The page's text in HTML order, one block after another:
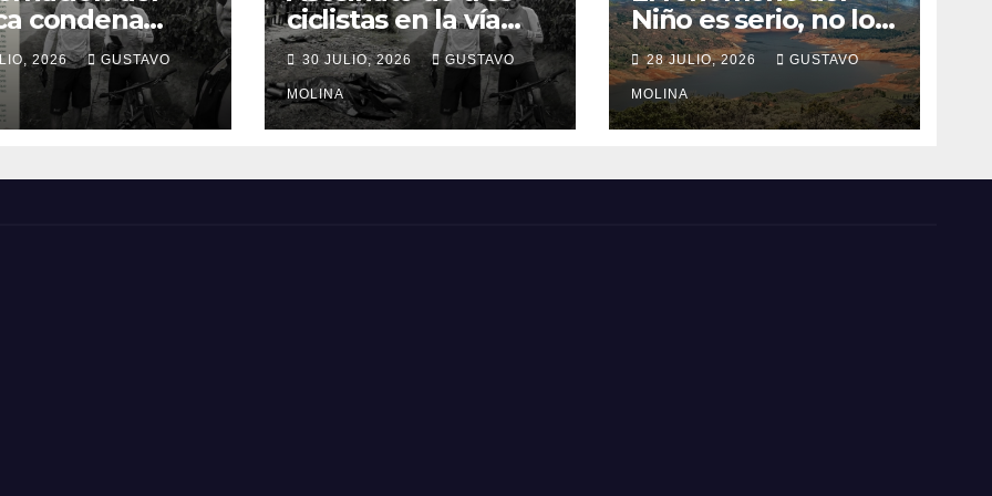
condena
de tres
y exige
urgentes
2026 GUSTAVO
ciclistas en la vía
Totoró – Silvia,
genera
consternación en el
Cauca
30 JULIO, 2026 GUSTAVO
MOLINA
Niño es serio, no lo
tome a juego
28 JULIO, 2026 GUSTAVO
MOLINA